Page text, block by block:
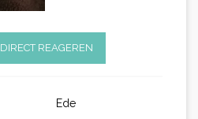
DIRECT REAGEREN
Ede